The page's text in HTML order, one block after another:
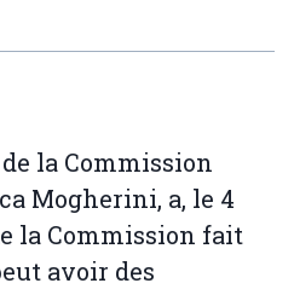
la Commission
Mogherini, a, le 4
la Commission fait
avoir des